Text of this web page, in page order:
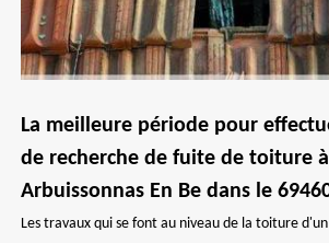
La meilleure période pour
de recherche de fuite de toiture à
Arbuissonnas En Be dans le
Les travaux qui se font au niveau de la toiture